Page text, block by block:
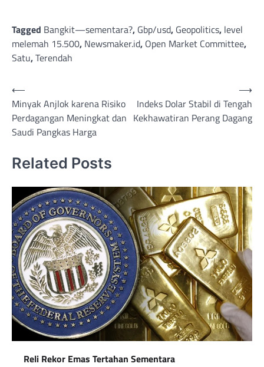
Tagged Bangkit—sementara?, Gbp/usd, Geopolitics, level
melemah 15.500, Newsmaker.id, Open Market Committee,
Satu,Terendah
Post
navigation
⟵
Minyak Anjlok karena Risiko
Perdagangan Meningkat dan
Saudi Pangkas Harga
Indeks Dolar Stabil di Tengah
Kekhawatiran Perang Dagang
⟶
Related Posts
Reli Rekor Emas Tertahan Sementara